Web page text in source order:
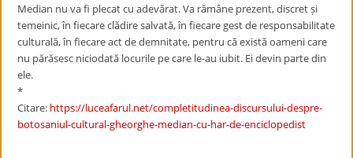
Median nu va fi plecat cu adevărat. Va rămâne prezent, discret și
temeinic, în fiecare clădire salvată, în fiecare gest de responsabilitate
culturală, în fiecare act de demnitate, pentru că există oameni care
nu părăsesc niciodată locurile pe care le-au iubit. Ei devin parte din
ele.
*
Citare: https://luceafarul.net/completitudinea-discursului-despre-
botosaniul-cultural-gheorghe-median-cu-har-de-enciclopedist